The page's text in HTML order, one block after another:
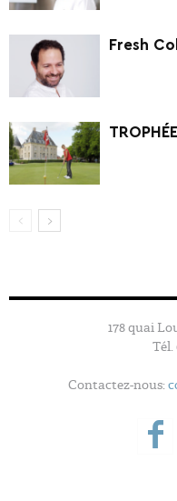
Fresh
178 quai
Tél.
Contactez-nous: